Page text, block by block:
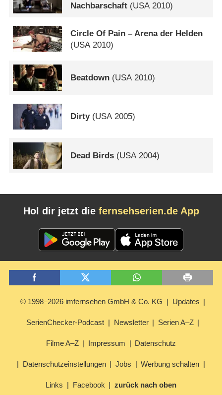
Nachbarschaft (USA2010)
Circle Of Pain – Arena der Helden
(USA 2010)
Beatdown (USA2010)
Dirty(USA2005)
Dead Birds (USA 2004)
Hol dir jetzt die fernsehserien.de App
© 1998–2026 imfernsehen GmbH & Co. KG Updates
SerienChecker-Podcast Newsletter Serien A–Z
Filme A–Z Impressum Datenschutz
Datenschutzeinstellungen Jobs Werbung schalten
Links Facebook zurück nach oben